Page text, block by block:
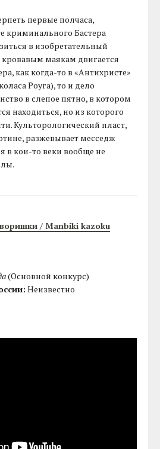
первые полчаса,
криминального Бастера
в изобретательный
кровавым маякам двигается
как когда-то в «Антихристе»
Роуга), то и дело
в слепое пятно, в котором
находиться, но из которого
Культорологический пласт,
разжевывает месседж
в кои-то веки вообще не
/ Manbiki kazoku
(Основной конкурс)
Неизвестно